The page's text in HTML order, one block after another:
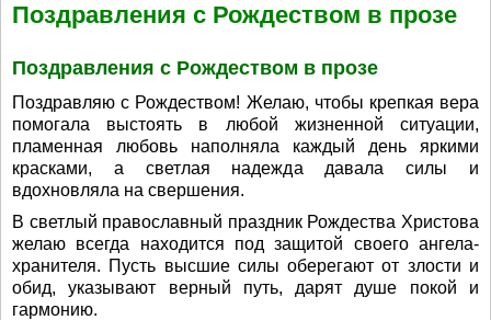
Поздравления с Рождеством в прозе
Поздравления с Рождеством в прозе
Поздравляю с Рождеством! Желаю, чтобы крепкая вера
помогала выстоять в любой жизненной ситуации,
пламенная любовь наполняла каждый день яркими
красками, а светлая надежда давала силы и
вдохновляла на свершения.
В светлый православный праздник Рождества Христова
желаю всегда находится под защитой своего ангела-
хранителя. Пусть высшие силы оберегают от злости и
обид, указывают верный путь, дарят душе покой и
гармонию.